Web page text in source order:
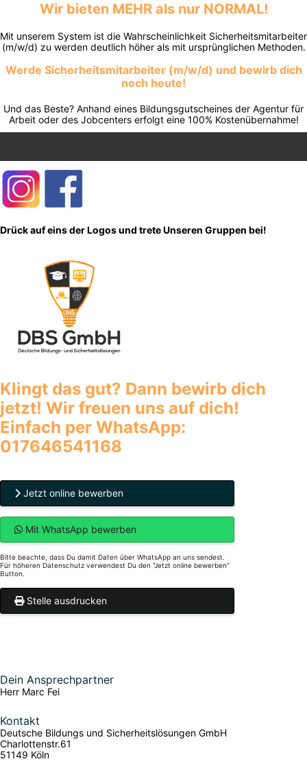
Wir bieten MEHR als nur NORMAL!
Mit unserem System ist die Wahrscheinlichkeit Sicherheitsmitarbeiter
(m/w/d) zu werden deutlich höher als mit ursprünglichen Methoden.
Werde Sicherheitsmitarbeiter (m/w/d) und bewirb dich
noch heute!
Und das Beste? Anhand eines Bildungsgutscheines der Agentur für
Arbeit oder des Jobcenters erfolgt eine 100% Kostenübernahme!
Drück auf eins der Logos und trete Unseren Gruppen bei!
Klingt das gut? Dann bewirb dich
jetzt! Wir freuen uns auf dich!
Einfach per WhatsApp:
017646541168
Jetzt online bewerben
Mit WhatsApp bewerben
Bitte beachte, dass Du damit Daten über WhatsApp an uns sendest.
Für höheren Datenschutz verwendest Du den "Jetzt online bewerben"
Button.
Stelle ausdrucken
Dein Ansprechpartner
Herr Marc Fei
Kontakt
Deutsche Bildungs und Sicherheitslösungen GmbH
Charlottenstr.61
51149 Köln